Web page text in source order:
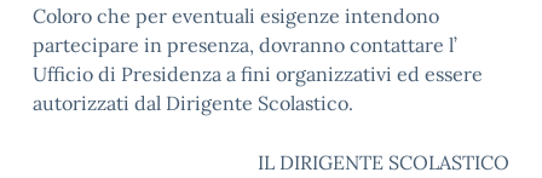
Coloro che per eventuali esigenze intendono
partecipare in presenza, dovranno contattare l’
Ufficio di Presidenza a fini organizzativi ed essere
autorizzati dal Dirigente Scolastico.
IL DIRIGENTE SCOLASTICO